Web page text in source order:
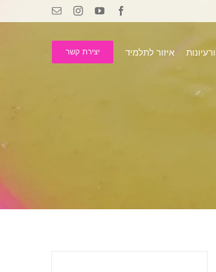
Facebook
YouTube
Instagram
Email
איזור לתלמיד יצירת קשר